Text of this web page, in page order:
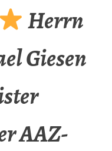
Herrn
Giesen
AAZ-